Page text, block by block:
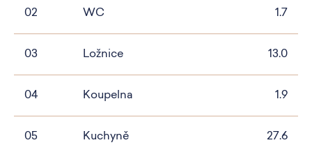
02 WC 1.7
03 Ložnice 13.0
04 Koupelna 1.9
05 Kuchyně 27.6